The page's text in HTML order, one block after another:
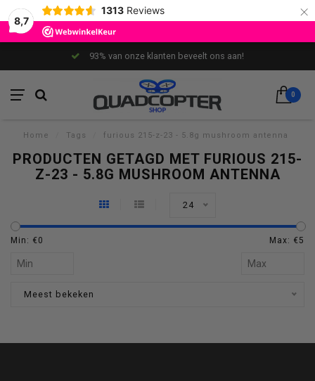
8,7
1313 Reviews ×
93% van onze klanten beveelt ons aan!
0
Home Tags furious 215-z-23 - 5.8g mushroom antenna
PRODUCTEN GETAGD MET FURIOUS 215-
Z-23 - 5.8G MUSHROOM ANTENNA
24
Min: €0 Max: €5
Meest bekeken